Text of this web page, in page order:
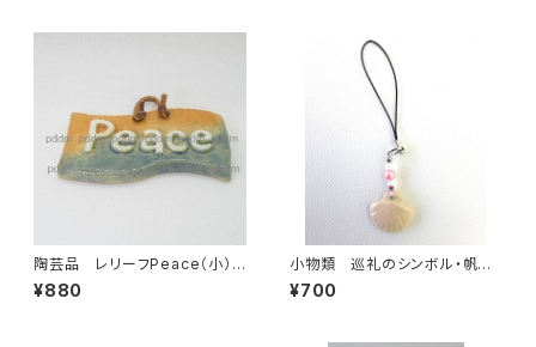
陶芸品 レリーフPeace（小）
本焼き
¥880
小物類 巡礼のシンボル・帆立
貝の焼き物ストラップ 白
¥700